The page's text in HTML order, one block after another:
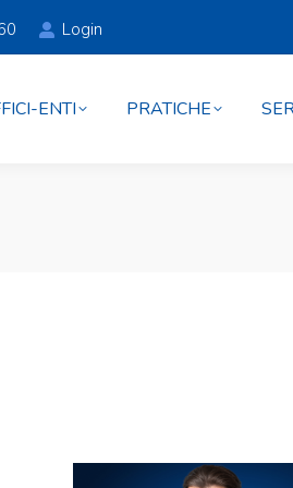
Login
ENTI PRATICHE
ENTI